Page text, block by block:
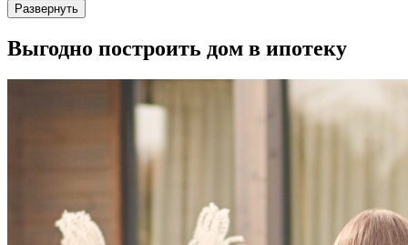
Развернуть
Выгодно построить дом в ипотеку